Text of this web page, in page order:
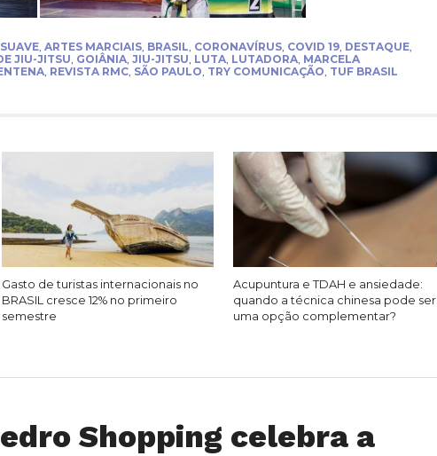
, ARTES MARCIAIS, BRASIL, CORONAVÍRUS, COVID 19, DESTAQUE,
JIU-JITSU, GOIÂNIA, JIU-JITSU, LUTA, LUTADORA, MARCELA
, REVISTA RMC, SÃO PAULO, TRY COMUNICAÇÃO, TUF BRASIL
Gasto de turistas internacionais no
BRASIL cresce 12% no primeiro
semestre
Acupuntura e TDAH e ansiedade:
quando a técnica chinesa pode ser
uma opção complementar?
Shopping celebra a